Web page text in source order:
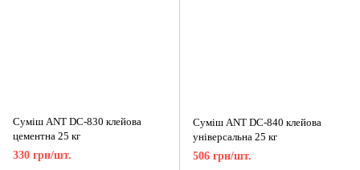
Суміш ANT DC-830 клейова
цементна 25 кг
330 грн/шт.
Суміш ANT DC-840 клейова
універсальна 25 кг
506 грн/шт.